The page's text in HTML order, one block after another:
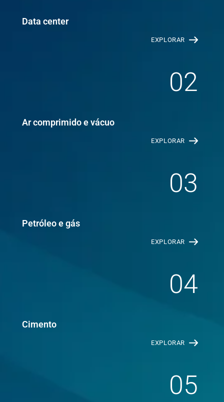
Data center
EXPLORAR
02
Ar comprimido e vácuo
EXPLORAR
03
Petróleo e gás
EXPLORAR
04
Cimento
EXPLORAR
05